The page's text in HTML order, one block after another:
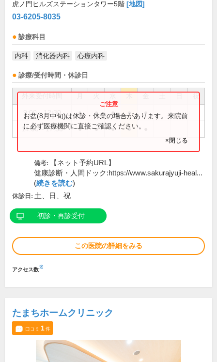
虎ノ門ヒルズステーションタワー5階 [地図]
03-6205-8035
診療科目
内科 消化器内科 心療内科
診療/受付時間・休診日
祝
9:00～12:30 ● ● ● ● ●
14:00～17:30 ● ● ● ●
お盆(8月中旬)は休診・休業の場合があります。来院前
に必ず医療機関に直接ご確認ください。
×閉じる
備考:
【ネット予約URL】
健康診断・人間ドック:https://www.sakurajyuji-heal...
(続きを読む)
休診日: 土、日、祝
初診・再診受付
この医院の詳細をみる
アクセス数※
たまちホームクリニック
口コミ 1件